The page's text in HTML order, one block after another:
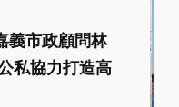
義市政顧問林
私協力打造高